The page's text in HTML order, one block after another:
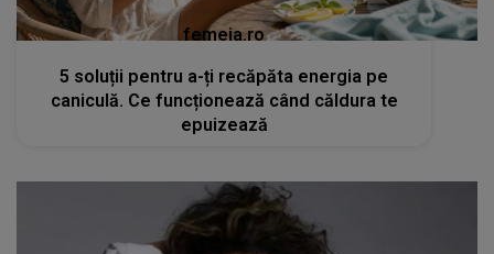
femeia.ro
5 soluții pentru a-ți recăpăta energia pe
caniculă. Ce funcționează când căldura te
epuizează